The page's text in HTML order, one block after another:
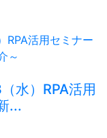
水）RPA活用
...